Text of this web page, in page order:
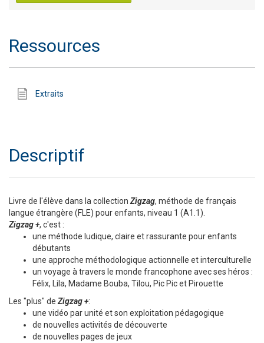
Ressources
Extraits
Descriptif
Livre de l'élève dans la collectionZigzag, méthode de français
langue étrangère (FLE) pour enfants, niveau 1 (A1.1).
Zigzag +, c'est :
une méthode ludique, claire et rassurante pour enfants
débutants
une approche méthodologique actionnelle et interculturelle
un voyage à travers le monde francophone avec ses héros :
Félix, Lila, Madame Bouba, Tilou, Pic Pic et Pirouette
Les "plus" deZigzag +:
une vidéo par unité et son exploitation pédagogique
de nouvelles activités de découverte
de nouvelles pages de jeux